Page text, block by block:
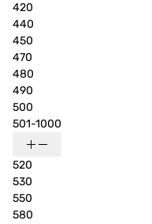
420
440
450
470
480
490
500
501-1000
520
530
550
580